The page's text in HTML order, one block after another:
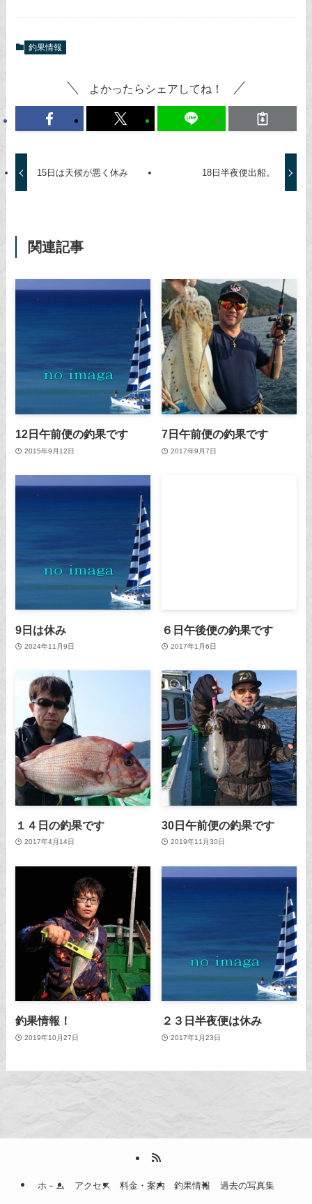
釣果情報
よかったらシェアしてね！
15日は天候が悪く休み 18日半夜便出船。
関連記事
12日午前便の釣果です
2015年9月12日
7日午前便の釣果です
2017年9月7日
9日は休み
2024年11月9日
６日午後便の釣果です
2017年1月6日
１４日の釣果です
2017年4月14日
30日午前便の釣果です
2019年11月30日
釣果情報！
2019年10月27日
２３日半夜便は休み
2017年1月23日
ホ－ム アクセス 料金・案内 釣果情報 過去の写真集